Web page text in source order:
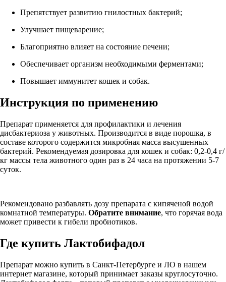
Препятствует развитию гнилостных бактерий;
Улучшает пищеварение;
Благоприятно влияет на состояние печени;
Обеспечивает организм необходимыми ферментами;
Повышает иммунитет кошек и собак.
Инструкция по применению
Препарат применяется для профилактики и лечения
дисбактериоза у животных. Производится в виде порошка, в
составе которого содержится микробная масса высушенных
бактерий. Рекомендуемая дозировка для кошек и собак: 0,2-0,4 г/
кг массы тела животного один раз в 24 часа на протяжении 5-7
суток.
Рекомендовано разбавлять дозу препарата с кипяченой водой
комнатной температуры. Обратите внимание, что горячая вода
может привести к гибели пробиотиков.
Где купить Лактобифадол
Препарат можно купить в Санкт-Петербурге и ЛО в нашем
интернет магазине, который принимает заказы круглосуточно.